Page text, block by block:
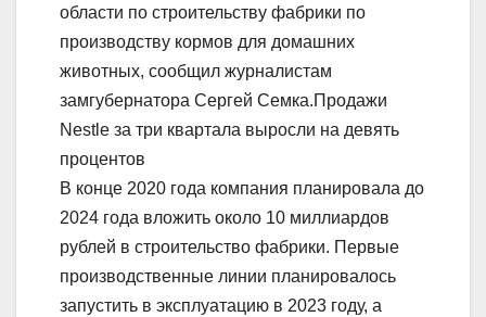
области по строительству фабрики по
производству кормов для домашних
животных, сообщил журналистам
замгубернатора Сергей Семка.Продажи
Nestle за три квартала выросли на девять
процентов
В конце 2020 года компания планировала до
2024 года вложить около 10 миллиардов
рублей в строительство фабрики. Первые
производственные линии планировалось
запустить в эксплуатацию в 2023 году, а